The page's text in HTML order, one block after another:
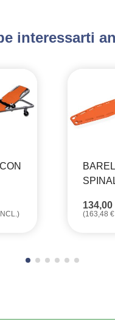
interessarti
134,00
(163,48 €